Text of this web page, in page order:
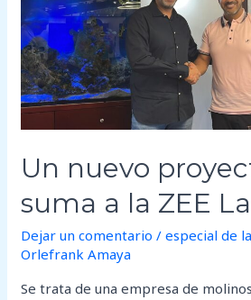
Un nuevo
suma a la ZEE
Dejar un comentario /especial de
Orlefrank Amaya
Se trata de una empresa de
suma
a
la
ZEE
La